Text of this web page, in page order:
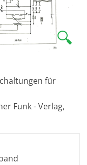
🔍
für
Funk - Verlag,